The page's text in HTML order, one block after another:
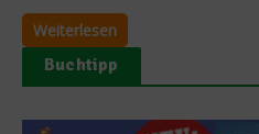
Weiterlesen
Buchtipp